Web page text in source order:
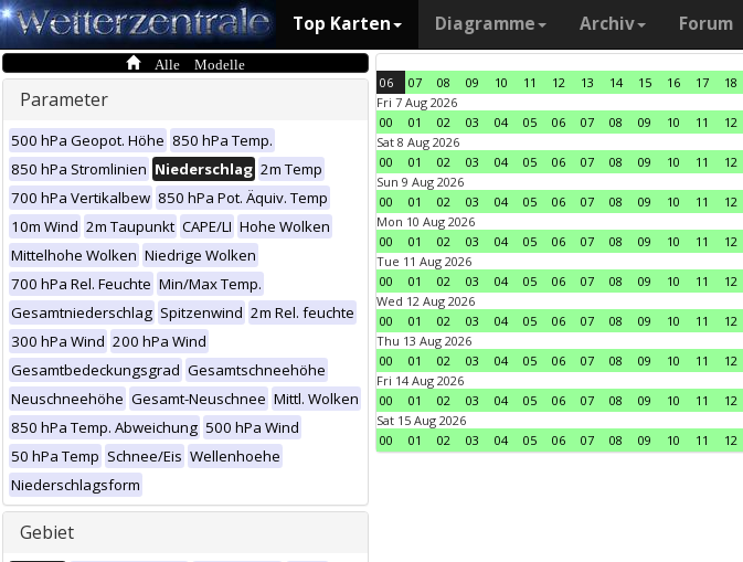
Top Karten Diagramme Archiv Forum
Alle Modelle
Parameter
500 hPa Geopot. Höhe 850 hPa Temp.
850 hPa Stromlinien Niederschlag 2m Temp
700 hPa Vertikalbew 850 hPa Pot. Äquiv. Temp
10m Wind 2m Taupunkt CAPE/LI Hohe Wolken
Mittelhohe Wolken Niedrige Wolken
700 hPa Rel. Feuchte Min/Max Temp.
Gesamtniederschlag Spitzenwind 2m Rel. feuchte
300 hPa Wind 200 hPa Wind
Gesamtbedeckungsgrad Gesamtschneehöhe
Neuschneehöhe Gesamt-Neuschnee Mittl. Wolken
850 hPa Temp. Abweichung 500 hPa Wind
50 hPa Temp Schnee/Eis Wellenhoehe
Niederschlagsform
Gebiet
06 07 08 09 10 11 12 13 14 15 16 17 18
Fri 7 Aug 2026
00
01 02 03 04 05 06 07 08 09 10 11 12
Sat 8 Aug 2026
00
01 02 03 04 05 06 07 08 09 10 11 12
Sun 9 Aug 2026
00
01 02 03 04 05 06 07 08 09 10 11 12
Mon 10 Aug 2026
00
01 02 03 04 05 06 07 08 09 10 11 12
Tue 11 Aug 2026
00
01 02 03 04 05 06 07 08 09 10 11 12
Wed 12 Aug 2026
00
01 02 03 04 05 06 07 08 09 10 11 12
Thu 13 Aug 2026
00
01 02 03 04 05 06 07 08 09 10 11 12
Fri 14 Aug 2026
00
01 02 03 04 05 06 07 08 09 10 11 12
Sat 15 Aug 2026
00
01 02 03 04 05 06 07 08 09 10 11 12